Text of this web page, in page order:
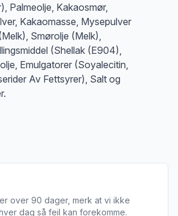
Palmeolje, Kakaosmør,
Kakaomasse, Mysepulver
Smørolje (Melk),
(Shellak (E904),
Emulgatorer (Soyalecitin,
Av Fettsyrer), Salt og
over 90 dager, merk at vi ikke
dag så feil kan forekomme.